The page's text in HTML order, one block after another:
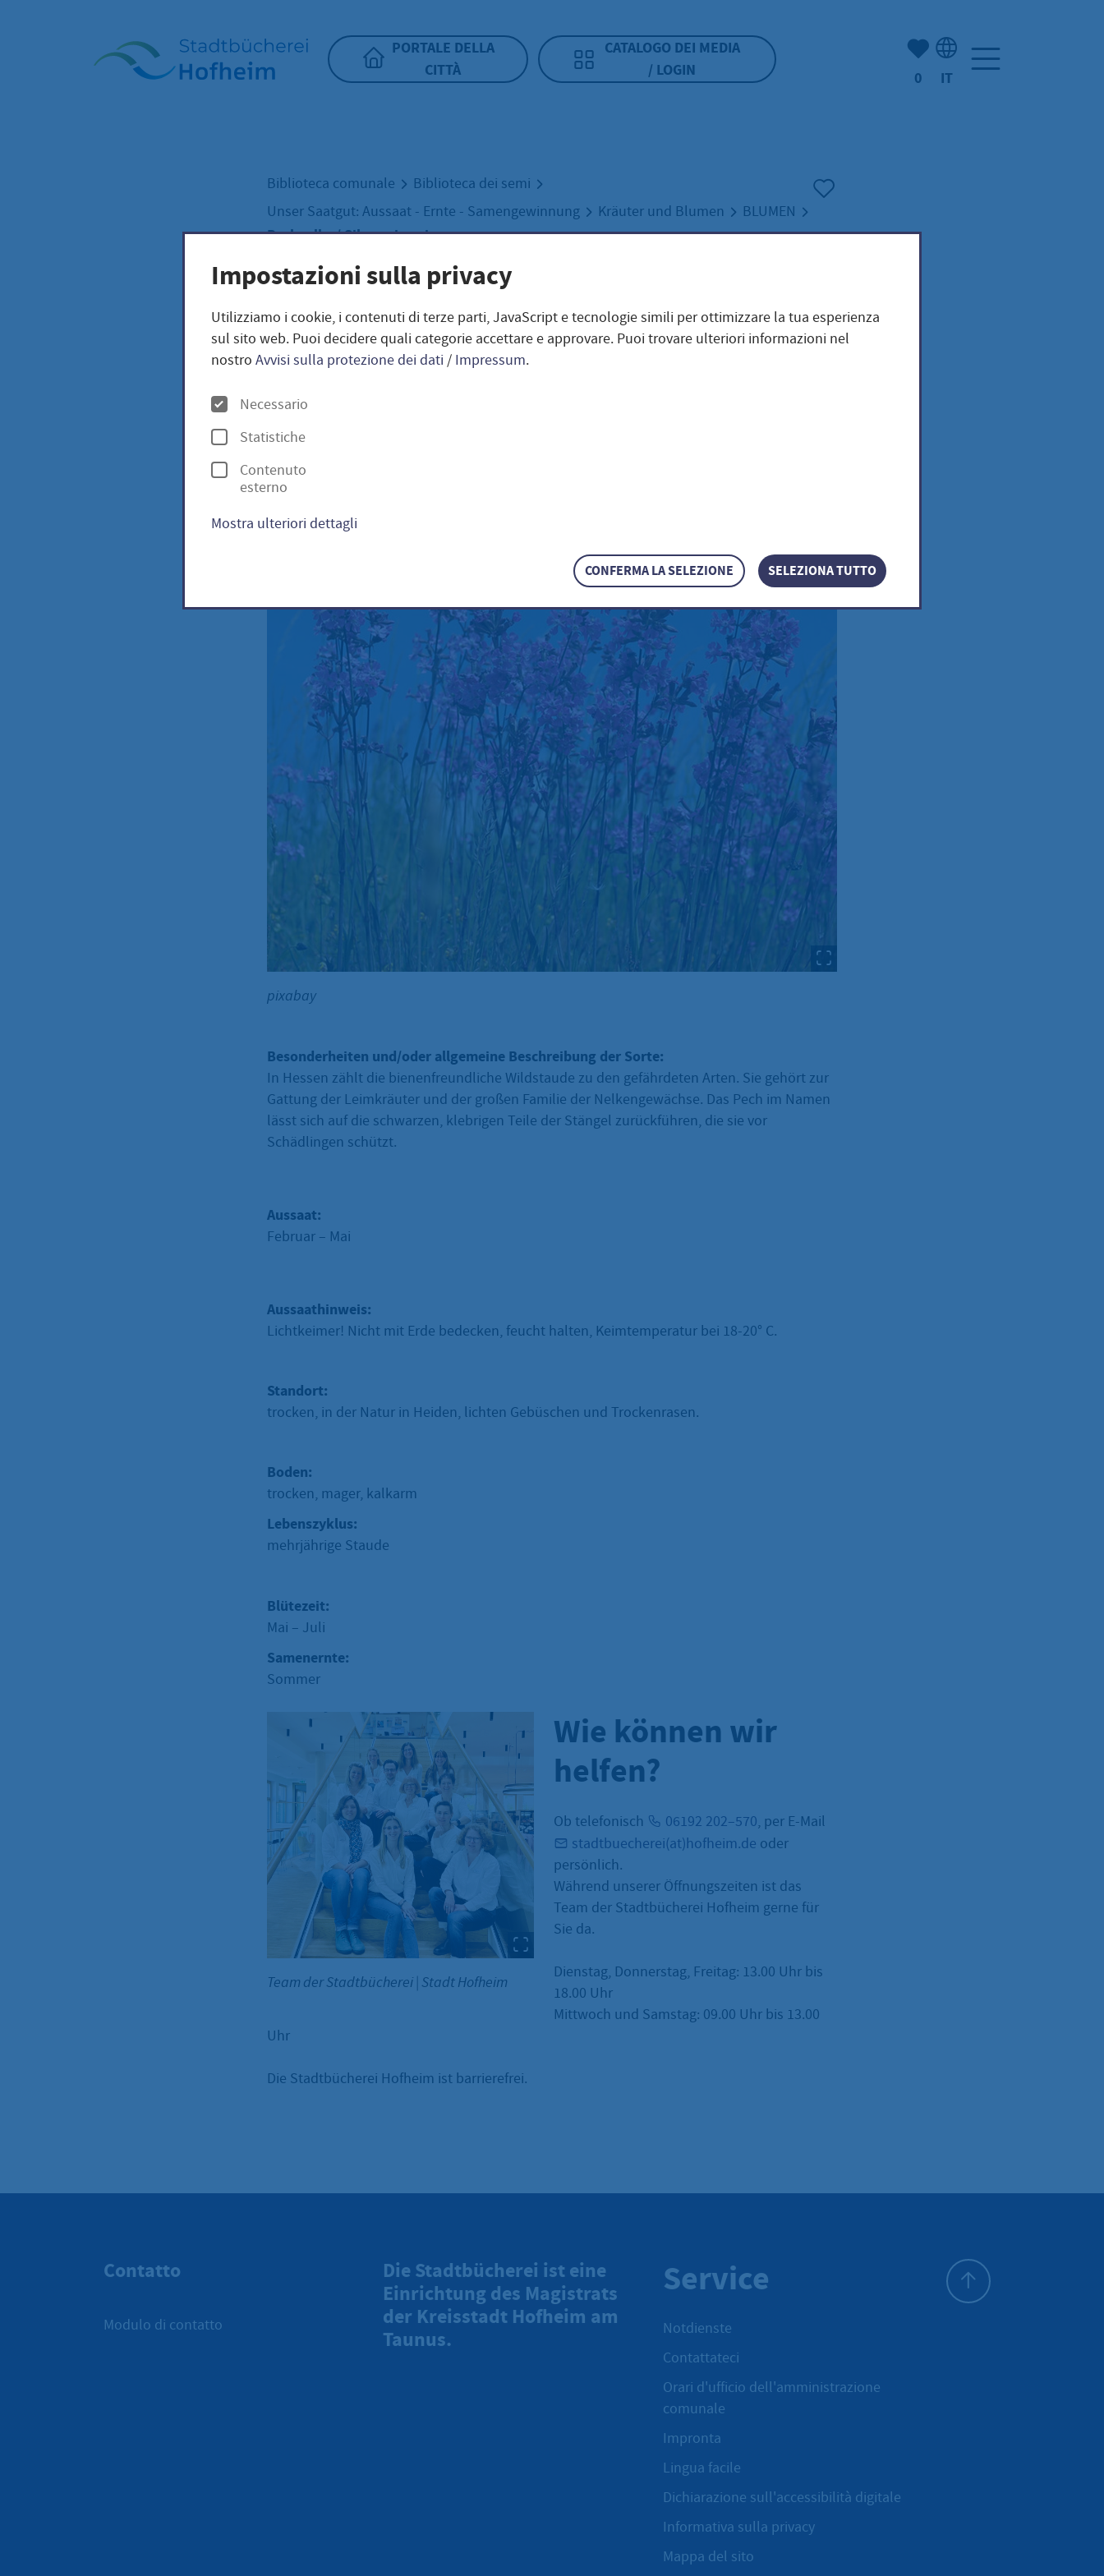
PORTALE DELLA
CITTÀ
CATALOGO DEI MEDIA
/ LOGIN
(Mio) Hofheim:
0 IT
Biblioteca comunale
Biblioteca dei semi
Unser Saatgut: Aussaat - Ernte - Samengewinnung
Kräuter und Blumen BLUMEN
Pechnelke / Silene viscaria
Pechnelke / Silene
viscaria
Pechnelke / Silene viscaria
pixabay
Besonderheiten und/oder allgemeine Beschreibung der Sorte:
In Hessen zählt die bienenfreundliche Wildstaude zu den gefährdeten Arten. Sie gehört zur
Gattung der Leimkräuter und der großen Familie der Nelkengewächse. Das Pech im Namen
lässt sich auf die schwarzen, klebrigen Teile der Stängel zurückführen, die sie vor
Schädlingen schützt.
Aussaat:
Februar – Mai
Aussaathinweis:
Lichtkeimer! Nicht mit Erde bedecken, feucht halten, Keimtemperatur bei 18-20° C.
Standort:
trocken, in der Natur in Heiden, lichten Gebüschen und Trockenrasen.
Boden:
trocken, mager, kalkarm
Lebenszyklus:
mehrjährige Staude
Blütezeit:
Mai – Juli
Samenernte:
Sommer
Team der Stadtbücherei | Stadt Hofheim
Wie können wir
helfen?
Ob telefonisch 06192 202–570, per E-Mail
stadtbuecherei(at)hofheim.de oder
persönlich.
Während unserer Öffnungszeiten ist das
Team der Stadtbücherei Hofheim gerne für
Sie da.
Dienstag, Donnerstag, Freitag: 13.00 Uhr bis
18.00 Uhr
Mittwoch und Samstag: 09.00 Uhr bis 13.00
Uhr
Die Stadtbücherei Hofheim ist barrierefrei.
Contatto
Modulo di contatto
Die Stadtbücherei ist eine
Einrichtung des Magistrats
der Kreisstadt Hofheim am
Taunus.
Service
Notdienste
Contattateci
Orari d'ufficio dell'amministrazione
comunale
Impronta
Lingua facile
Dichiarazione sull'accessibilità digitale
Informativa sulla privacy
Mappa del sito
Impostazioni sulla privacy
Utilizziamo i cookie, i contenuti di terze parti, JavaScript e tecnologie simili per ottimizzare la tua esperienza
sul sito web. Puoi decidere quali categorie accettare e approvare. Puoi trovare ulteriori informazioni nel
nostro Avvisi sulla protezione dei dati / Impressum.
O
p
z
i
o
Necessario
Statistiche
Contenuto
esterno
Mostra ulteriori dettagli
CONFERMA LA SELEZIONE SELEZIONA TUTTO